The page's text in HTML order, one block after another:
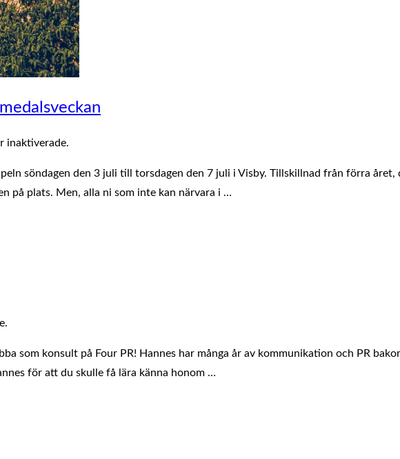
inaktiverade.
söndagen den 3 juli till torsdagen den 7 juli i Visby. Tillskillnad från förra året,
på plats. Men, alla ni som inte kan närvara i …
som konsult på Four PR! Hannes har många år av kommunikation och PR
för att du skulle få lära känna honom …